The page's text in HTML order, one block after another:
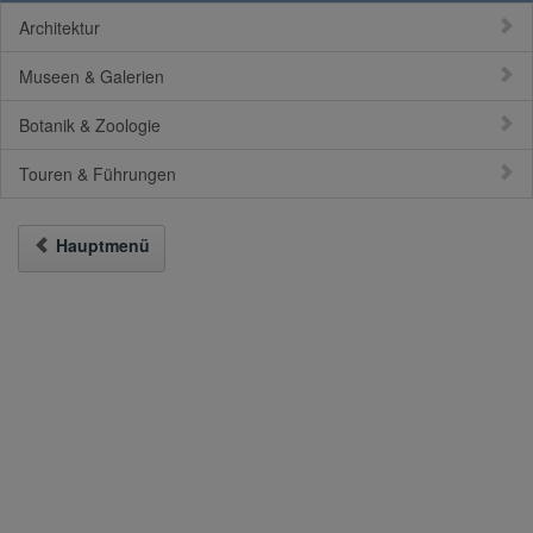
Architektur
Museen & Galerien
Botanik & Zoologie
Touren & Führungen
Hauptmenü